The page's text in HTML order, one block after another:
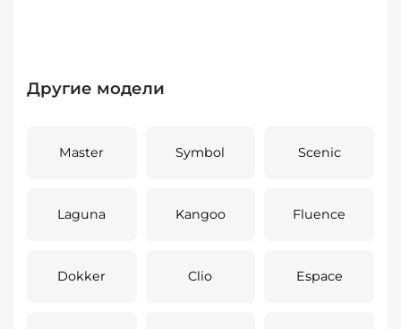
Другие модели
Master Symbol Scenic
Laguna Kangoo Fluence
Dokker Clio Espace